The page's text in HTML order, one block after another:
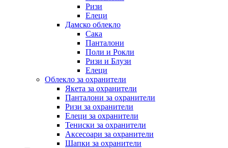
Ризи
Елеци
Дамско облекло
Сака
Панталони
Поли и Рокли
Ризи и Блузи
Елеци
Облекло за охранители
Якета за охранители
Панталони за охранители
Ризи за охранители
Елеци за охранители
Тениски за охранители
Аксесоари за охранители
Шапки за охранители